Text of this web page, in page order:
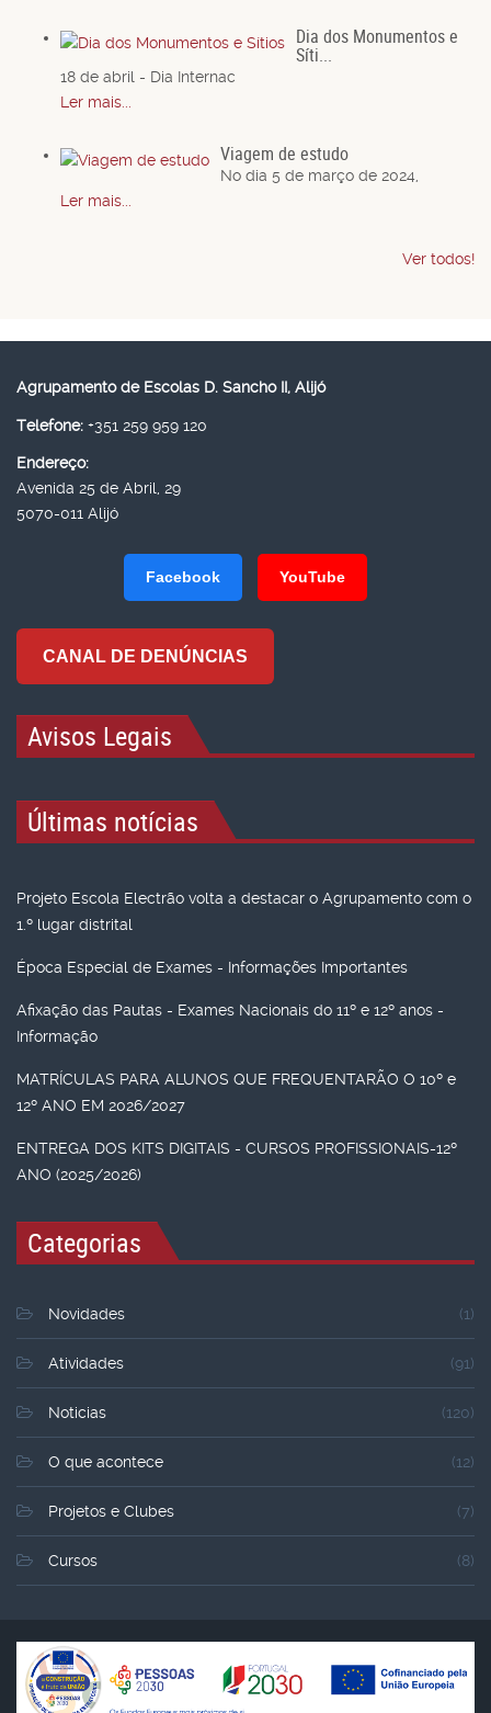
Dia dos Monumentos e
Síti...
18 de abril - Dia Internac
Ler mais...
Viagem de estudo
No dia 5 de março de 2024,
Ler mais...
Ver todos!
Agrupamento de Escolas D. Sancho II, Alijó
Telefone: +351 259 959 120
Endereço:
Avenida 25 de Abril, 29
5070-011 Alijó
Facebook YouTube
CANAL DE DENÚNCIAS
Avisos Legais
Últimas notícias
Projeto Escola Electrão volta a destacar o Agrupamento com o
1.º lugar distrital
Época Especial de Exames - Informações Importantes
Afixação das Pautas - Exames Nacionais do 11º e 12º anos -
Informação
MATRÍCULAS PARA ALUNOS QUE FREQUENTARÃO O 10º e
12º ANO EM 2026/2027
ENTREGA DOS KITS DIGITAIS - CURSOS PROFISSIONAIS-12º
ANO (2025/2026)
Categorias
Novidades (1)
Atividades (91)
Noticias (120)
O que acontece (12)
Projetos e Clubes (7)
Cursos (8)